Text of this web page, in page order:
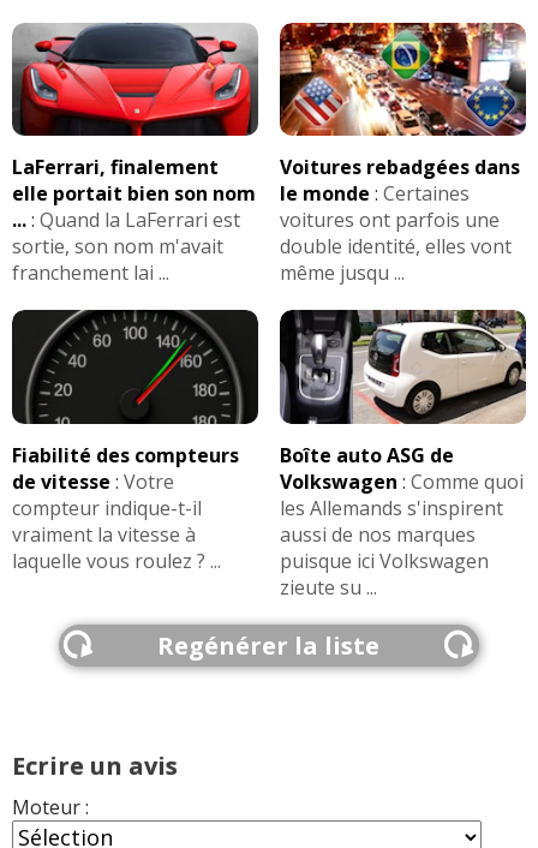
LaFerrari, finalement
elle portait bien son nom
...: Quand la LaFerrari est
sortie, son nom m'avait
franchement lai ...
Voitures rebadgées dans
le monde : Certaines
voitures ont parfois une
double identité, elles vont
même jusqu ...
Fiabilité des compteurs
de vitesse : Votre
compteur indique-t-il
vraiment la vitesse à
laquelle vous roulez ? ...
Boîte auto ASG de
Volkswagen : Comme quoi
les Allemands s'inspirent
aussi de nos marques
puisque ici Volkswagen
zieute su ...
Regénérer la liste
Ecrire un avis
Moteur :